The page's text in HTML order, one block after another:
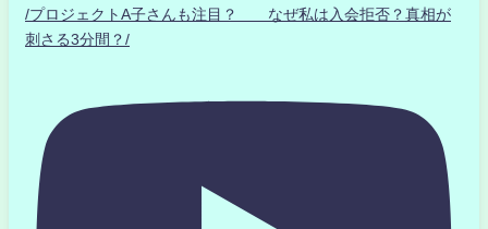
/プロジェクトA子さんも注目？ なぜ私は入会拒否？真相が
刺さる3分間？/